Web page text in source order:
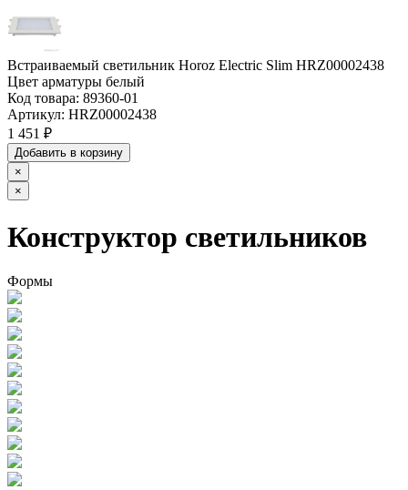
Встраиваемый светильник Horoz Electric Slim HRZ00002438
Цвет арматуры белый
Код товара: 89360-01
Артикул: HRZ00002438
1 451 ₽
Добавить в корзину
×
×
Конструктор светильников
Формы